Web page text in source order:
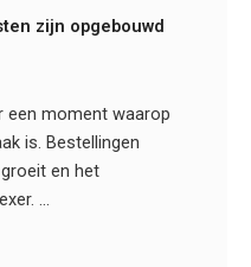
zijn opgebouwd
een moment waarop
is. Bestellingen
en het
...